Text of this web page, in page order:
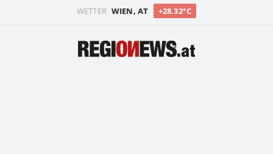
WETTER WIEN, AT +28.32°C